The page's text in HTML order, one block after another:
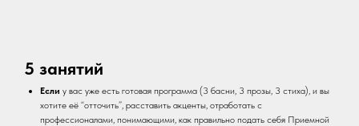
5 занятий
Если у вас уже есть готовая программа (3 басни, 3 прозы, 3 стиха), и вы
хотите её “отточить”, расставить акценты, отработать с
профессионалами, понимающими, как правильно подать себя Приемной